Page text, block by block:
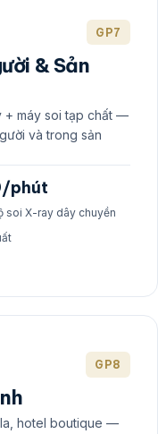
GP7
& Sản
+ máy soi tạp chất —
và trong sản
phút
soi X-ray dây chuyền
GP8
hotel boutique —